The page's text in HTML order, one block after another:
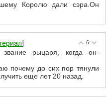
Королю дали сэра.Он
6
звание рыцаря, когда он-
почему до сих пор тянули
еще лет 20 назад.